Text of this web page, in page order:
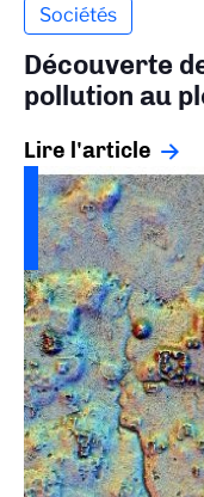
Sociétés
Découverte
pollution au
Lire l'article